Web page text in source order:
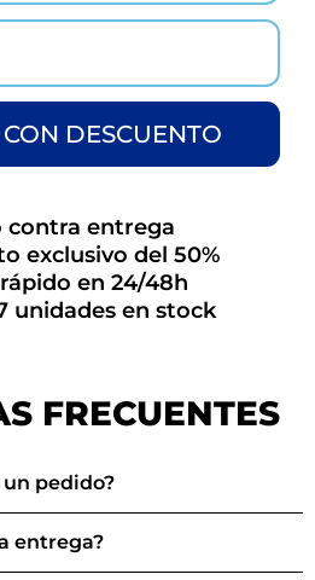
DESCUENTO
contra entrega
exclusivo del 50%
en 24/48h
unidades en stock
FRECUENTES
un pedido?
entrega?